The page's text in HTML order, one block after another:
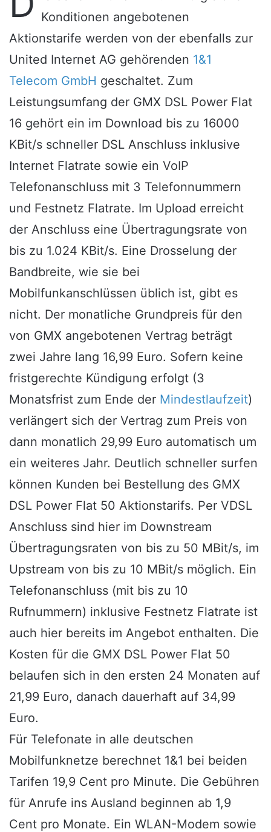
Konditionen angebotenen
Aktionstarife werden von der ebenfalls zur
United Internet AG gehörenden 1&1
Telecom GmbH geschaltet. Zum
Leistungsumfang der GMX DSL Power Flat
16 gehört ein im Download bis zu 16000
KBit/s schneller DSL Anschluss inklusive
Internet Flatrate sowie ein VoIP
Telefonanschluss mit 3 Telefonnummern
und Festnetz Flatrate. Im Upload erreicht
der Anschluss eine Übertragungsrate von
bis zu 1.024 KBit/s. Eine Drosselung der
Bandbreite, wie sie bei
Mobilfunkanschlüssen üblich ist, gibt es
nicht. Der monatliche Grundpreis für den
von GMX angebotenen Vertrag beträgt
zwei Jahre lang 16,99 Euro. Sofern keine
fristgerechte Kündigung erfolgt (3
Monatsfrist zum Ende der Mindestlaufzeit)
verlängert sich der Vertrag zum Preis von
dann monatlich 29,99 Euro automatisch um
ein weiteres Jahr. Deutlich schneller surfen
können Kunden bei Bestellung des GMX
DSL Power Flat 50 Aktionstarifs. Per VDSL
Anschluss sind hier im Downstream
Übertragungsraten von bis zu 50 MBit/s, im
Upstream von bis zu 10 MBit/s möglich. Ein
Telefonanschluss (mit bis zu 10
Rufnummern) inklusive Festnetz Flatrate ist
auch hier bereits im Angebot enthalten. Die
Kosten für die GMX DSL Power Flat 50
belaufen sich in den ersten 24 Monaten auf
21,99 Euro, danach dauerhaft auf 34,99
Euro.
Für Telefonate in alle deutschen
Mobilfunknetze berechnet 1&1 bei beiden
Tarifen 19,9 Cent pro Minute. Die Gebühren
für Anrufe ins Ausland beginnen ab 1,9
Cent pro Monate. Ein WLAN-Modem sowie